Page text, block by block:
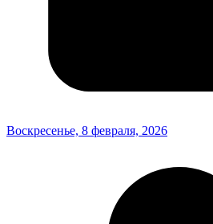
Воскресенье, 8 февраля, 2026